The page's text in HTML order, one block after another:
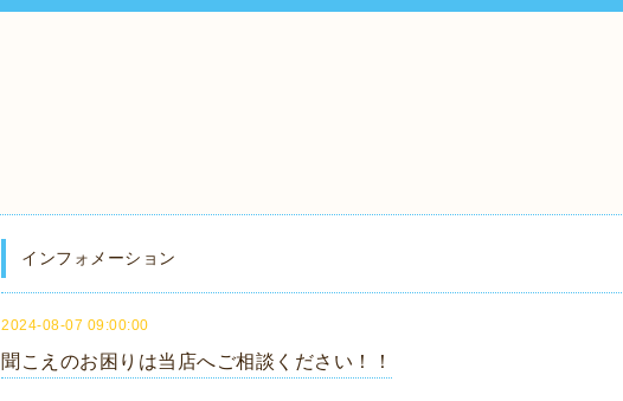
インフォメーション
2024-08-07 09:00:00
聞こえのお困りは当店へご相談ください！！